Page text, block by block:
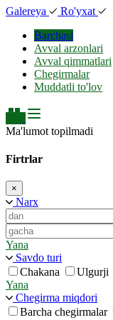
Galereya
Ro'yxat
Barchasi
Avval arzonlari
Avval qimmatlari
Chegirmalar
Muddatli to'lov
Ma'lumot topilmadi
Firtrlar
×
Narx
Yana
Savdo turi
Chakana
Ulgurji
Yana
Chegirma miqdori
Barcha chegirmalar